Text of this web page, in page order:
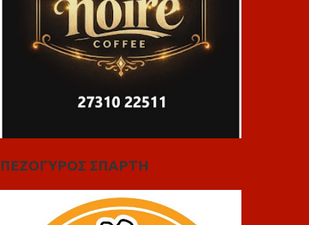
ΠΕΖΟΓΥΡΟΣ ΣΠΑΡΤΗ